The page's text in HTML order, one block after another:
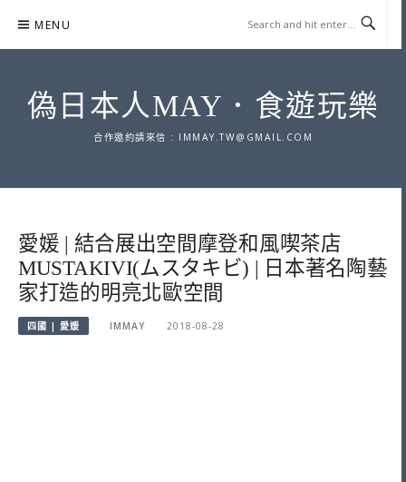
content
MENU
偽日本人MAY．食遊玩樂
合作邀約請來信 : IMMAY.TW@GMAIL.COM
愛媛 | 結合展出空間摩登和風喫茶店
MUSTAKIVI(ムスタキビ) | 日本著名陶藝
家打造的明亮北歐空間
四國 | 愛媛 IMMAY 2018-08-28